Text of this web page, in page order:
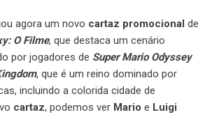
agora um novo cartaz promocional de
O Filme, que destaca um cenário
por jogadores de Super Mario Odyssey
, que é um reino dominado por
incluindo a colorida cidade de
cartaz, podemos ver Mario e Luigi